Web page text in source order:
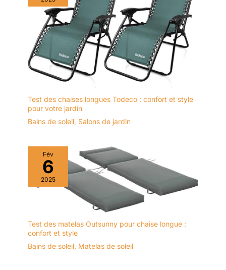
Test des chaises longues Todeco : confort et style
pour votre jardin
Bains de soleil, Salons de jardin
Fév
6
2025
Test des matelas Outsunny pour chaise longue :
confort et style
Bains de soleil, Matelas de soleil